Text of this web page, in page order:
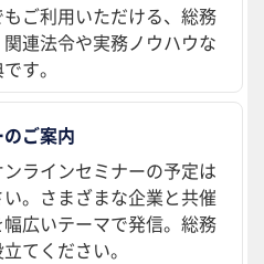
ご利用いただける、総務
連法令や実務ノウハウな
す。
ご案内
ラインセミナーの予定は
。さまざまな企業と共催
広いテーマで発信。総務
てください。